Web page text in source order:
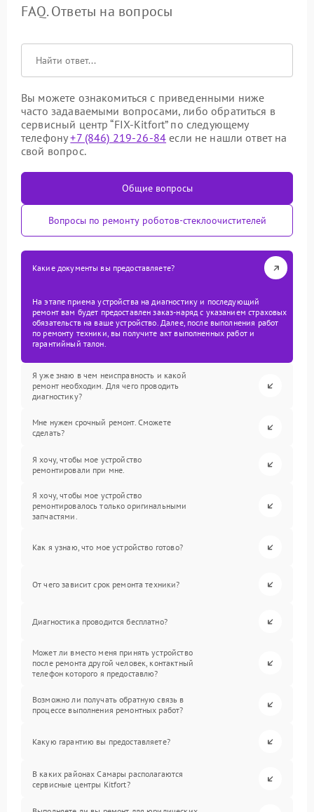
FAQ. Ответы на вопросы
Вы можете ознакомиться с приведенными ниже
часто задаваемыми вопросами, либо обратиться в
сервисный центр “FIX-Kitfort” по следующему
телефону+7 (846) 219-26-84 если не нашли ответ на
свой вопрос.
Общие вопросы
Вопросы по ремонту роботов-стеклоочистителей
Какие документы вы предоставляете?
На этапе приема устройства на диагностику и последующий
ремонт вам будет предоставлен заказ-наряд с указанием страховых
обязательств на ваше устройство. Далее, после выполнения работ
по ремонту техники, вы получите акт выполненных работ и
гарантийный талон.
Я уже знаю в чем неисправность и какой
ремонт необходим. Для чего проводить
диагностику?
Мне нужен срочный ремонт. Сможете
сделать?
Я хочу, чтобы мое устройство
ремонтировали при мне.
Я хочу, чтобы мое устройство
ремонтировалось только оригинальными
запчастями.
Как я узнаю, что мое устройство готово?
От чего зависит срок ремонта техники?
Диагностика проводится бесплатно?
Может ли вместо меня принять устройство
после ремонта другой человек, контактный
телефон которого я предоставлю?
Возможно ли получать обратную связь в
процессе выполнения ремонтных работ?
Какую гарантию вы предоставляете?
В каких районах Самары располагаются
сервисные центры Kitfort?